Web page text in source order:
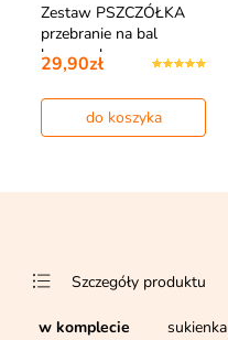
Zestaw PSZCZÓŁKA
przebranie na bal
karnawałowy
29,90zł
do koszyka
Szczegóły produktu
w komplecie
sukienka